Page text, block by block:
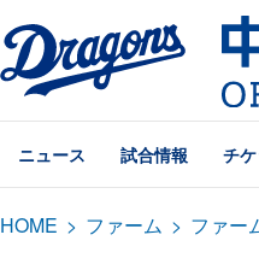
ニュース 試合情報 チ
HOME > ファーム > ファー